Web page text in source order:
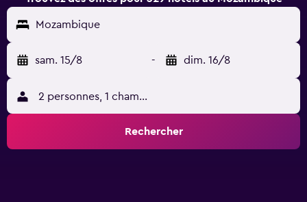
Mozambique
sam. 15/8 - dim. 16/8
2 personnes, 1 chambre
Rechercher